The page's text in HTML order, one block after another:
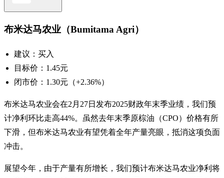
布米达马农业（Bumitama Agri）
建议：买入
目标价：1.45元
闭市价：1.30元（+2.36%）
布米达马农业会在2月27日发布2025财政年末季业绩，我们预
计净利环比走高44%。虽然去年末季原棕油（CPO）价格有所
下滑，但布米达马农业有望凭着全年产量亮眼，抵消这项负面
冲击。
展望今年，由于产量有所增长，我们预计布米达马农业净利将